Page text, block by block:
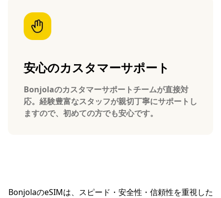
安心のカスタマーサポート
Bonjolaのカスタマーサポートチームが直接対
応。経験豊富なスタッフが親切丁寧にサポートし
ますので、初めての方でも安心です。
BonjolaのeSIMは、スピード・安全性・信頼性を重視した